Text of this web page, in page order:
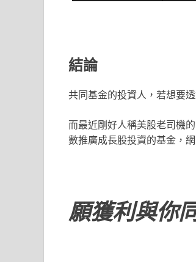
結論
共同基金的投資人，若想要
而最近剛好人稱美股老司機的
數推廣成長股投資的基金，
願獲利與你